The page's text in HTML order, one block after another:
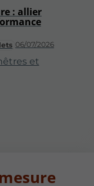
06/07/2026
: allier
et